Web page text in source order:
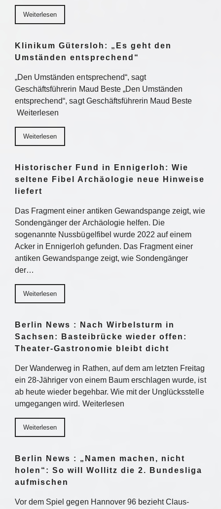
Weiterlesen
Klinikum Gütersloh: „Es geht den
Umständen entsprechend“
„Den Umständen entsprechend“, sagt
Geschäftsführerin Maud Beste „Den Umständen
entsprechend“, sagt Geschäftsführerin Maud Beste
Weiterlesen
Weiterlesen
Historischer Fund in Ennigerloh: Wie
seltene Fibel Archäologie neue Hinweise
liefert
Das Fragment einer antiken Gewandspange zeigt, wie
Sondengänger der Archäologie helfen. Die
sogenannte Nussbügelfibel wurde 2022 auf einem
Acker in Ennigerloh gefunden. Das Fragment einer
antiken Gewandspange zeigt, wie Sondengänger
der…
Weiterlesen
Berlin News : Nach Wirbelsturm in
Sachsen: Basteibrücke wieder offen:
Theater-Gastronomie bleibt dicht
Der Wanderweg in Rathen, auf dem am letzten Freitag
ein 28-Jähriger von einem Baum erschlagen wurde, ist
ab heute wieder begehbar. Wie mit der Unglücksstelle
umgegangen wird. Weiterlesen
Weiterlesen
Berlin News : „Namen machen, nicht
holen“: So will Wollitz die 2. Bundesliga
aufmischen
Vor dem Spiel gegen Hannover 96 bezieht Claus-